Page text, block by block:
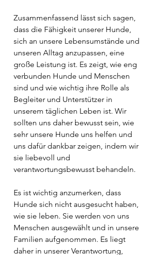
Zusammenfassend lässt sich sagen,
dass die Fähigkeit unserer Hunde,
sich an unsere Lebensumstände und
unseren Alltag anzupassen, eine
große Leistung ist. Es zeigt, wie eng
verbunden Hunde und Menschen
sind und wie wichtig ihre Rolle als
Begleiter und Unterstützer in
unserem täglichen Leben ist. Wir
sollten uns daher bewusst sein, wie
sehr unsere Hunde uns helfen und
uns dafür dankbar zeigen, indem wir
sie liebevoll und
verantwortungsbewusst behandeln.
Es ist wichtig anzumerken, dass
Hunde sich nicht ausgesucht haben,
wie sie leben. Sie werden von uns
Menschen ausgewählt und in unsere
Familien aufgenommen. Es liegt
daher in unserer Verantwortung,